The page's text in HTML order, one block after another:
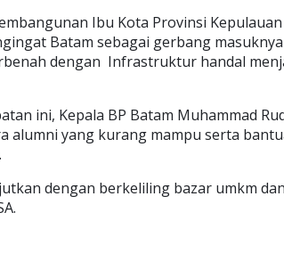
Ibu Kota Provinsi
Batam sebagai gerbang
dengan Infrastruktur handal
ini, Kepala BP Batam Muhammad
alumni yang kurang mampu serta
dengan berkeliling bazar umkm